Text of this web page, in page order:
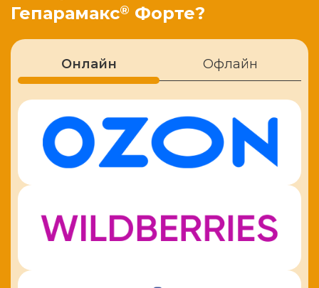
Гепарамакс® Форте?
Онлайн Офлайн